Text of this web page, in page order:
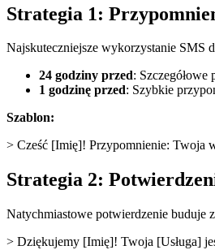
Strategia 1:
Najskuteczniejsze wykorzystanie SMS
24 godziny przed:
1 godzinę przed: Szybkie
Szablon:
> Cześć [Imię]! Przypomnienie: Twoja
Strategia 2:
Natychmiastowe potwierdzenie buduje
> Dziękujemy [Imię]! Twoja [Usługa]